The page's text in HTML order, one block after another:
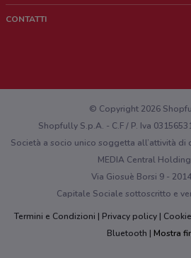
Lavora con noi
Richieste commerciali e marketing
CONTATTI
Hai un malfunzionamento sul web o sull'app?
© Copyright 2026
Shopfully S.p.A. - C.F / P. Iva
Società a socio unico soggetta all’attività
MEDIA Central
Via Giosuè Borsi 9 -
Capitale Sociale sottoscritto e
Termini e Condizioni
Privacy policy
Bluetooth
Mostra